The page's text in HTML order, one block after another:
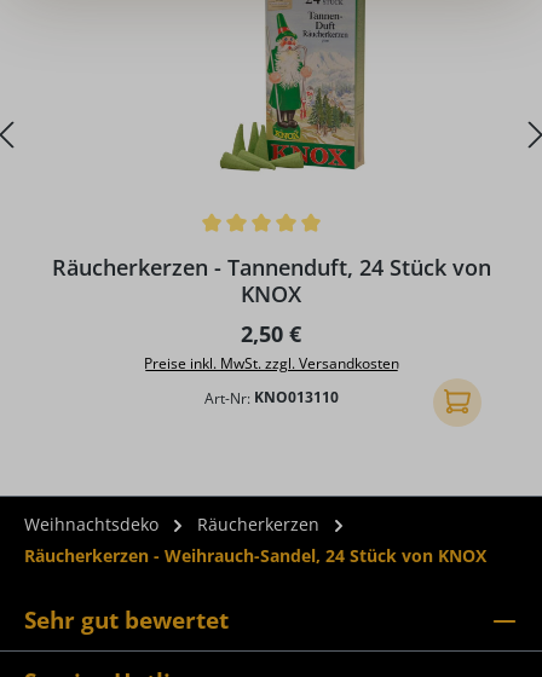
Räucherkerzen - Tannenduft, 24 Stück von
KNOX
Regulärer Preis:
2,50 €
Preise inkl. MwSt. zzgl. Versandkosten
Art-Nr: KNO013110 In den
Weihnachtsdeko
Räucherkerzen
Räucherkerzen - Weihrauch-Sandel, 24 Stück von KNOX
Sehr gut bewertet